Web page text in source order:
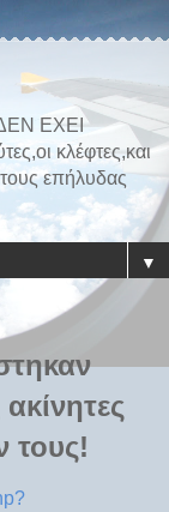
ΕΧΕΙ
κλέφτες,και
επήλυδας
▼
τους!